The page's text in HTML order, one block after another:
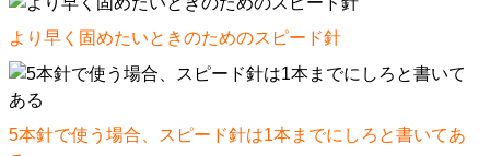
より早く固めたいときのためのスピード針
5本針で使う場合、スピード針は1本までにしろと書いてあ